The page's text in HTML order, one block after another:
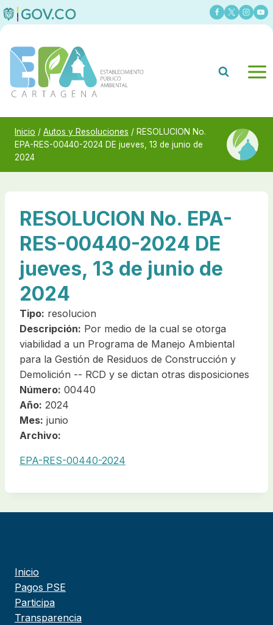
Saltar
al
Inicio / Autos y Resoluciones / RESOLUCION No.
EPA-RES-00440-2024 DE jueves, 13 de junio de
2024
RESOLUCION No. EPA-
RES-00440-2024 DE
jueves, 13 de junio de
2024
Tipo: resolucion
Descripción: Por medio de la cual se otorga
viabilidad a un Programa de Manejo Ambiental
para la Gestión de Residuos de Construcción y
Demolición -- RCD y se dictan otras disposiciones
Número: 00440
Año: 2024
Mes: junio
Archivo:
EPA-RES-00440-2024
Inicio
Pagos PSE
Participa
Transparencia